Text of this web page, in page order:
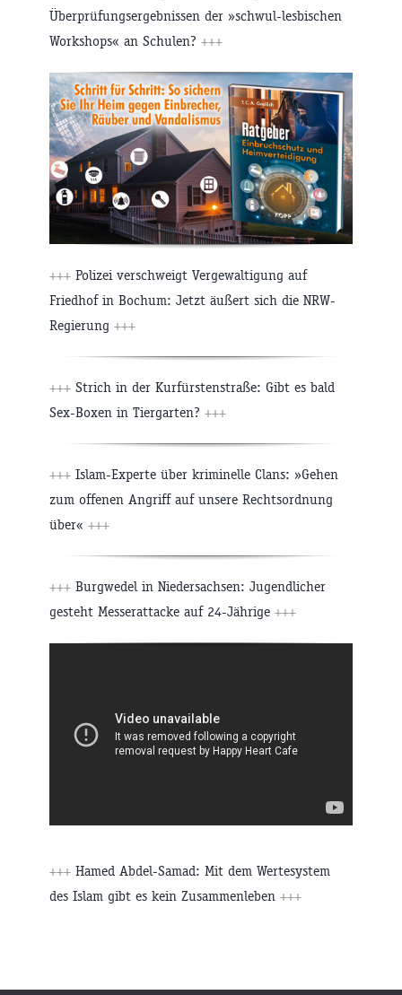
Überprüfungsergebnissen der »schwul-lesbischen
Workshops« an Schulen? +++
+++ Polizei verschweigt Vergewaltigung auf
Friedhof in Bochum: Jetzt äußert sich die NRW-
Regierung +++
+++ Strich in der Kurfürstenstraße: Gibt es bald
Sex-Boxen in Tiergarten? +++
+++ Islam-Experte über kriminelle Clans: »Gehen
zum offenen Angriff auf unsere Rechtsordnung
über« +++
+++ Burgwedel in Niedersachsen: Jugendlicher
gesteht Messerattacke auf 24-Jährige +++
+++ Hamed Abdel-Samad: Mit dem Wertesystem
des Islam gibt es kein Zusammenleben +++